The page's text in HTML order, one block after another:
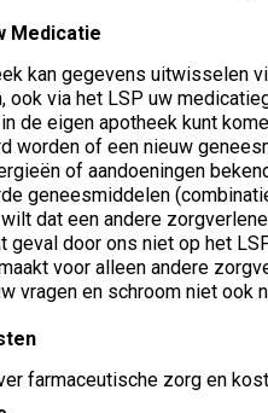
Medicatie
kan gegevens uitwisselen
ook via het LSP uw
in de eigen apotheek kunt
worden of een nieuw
of aandoeningen
geneesmiddelen
wilt dat een andere
geval door ons niet op het
voor alleen andere
vragen en schroom niet ook
farmaceutische zorg en